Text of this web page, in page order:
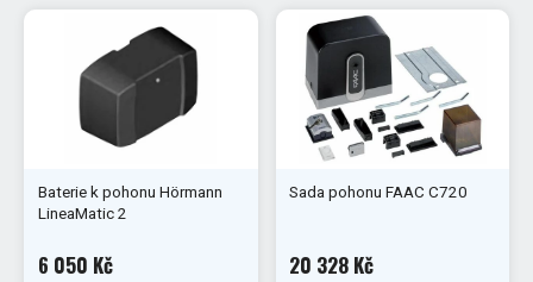
Baterie k pohonu Hörmann
LineaMatic 2
6 050 Kč
Sada pohonu FAAC C720
20 328 Kč